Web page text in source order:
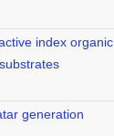
index organic
generation